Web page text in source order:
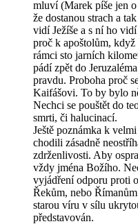
mluví (Marek píše jen
že dostanou strach a
vidí Ježíše a s ní ho
proč k apoštolům,
rámci sto jarních
pádí zpět do
pravdu. Proboha proč
Kaifášovi. To by bylo
Nechci se pouštět do
smrti, či halucinací.
Ještě poznámka k
chodili zásadně
zdrženlivosti. Aby
vždy jména Božího.
vyjádření odporu proti
Řekům, nebo
starou víru v sílu
představován.